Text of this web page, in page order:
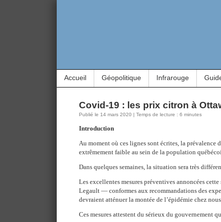
Accueil Géopolitique Infrarouge
Covid-19 : les prix citron à
Publié le 14 mars 2020 | Temps de lecture : 6 minutes
Introduction
Au moment où ces lignes sont écrites, la prévalence
extrêmement faible au sein de la population
Dans quelques semaines, la situation sera très
Les excellentes mesures préventives annoncées
Legault — conformes aux recommandations des
devraient atténuer la montée de l’épidémie chez
Ces mesures attestent du sérieux du gouvernement